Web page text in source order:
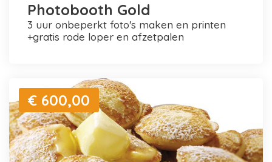
Photobooth Gold
3 uur onbeperkt foto's maken en printen
+gratis rode loper en afzetpalen
€ 600,00